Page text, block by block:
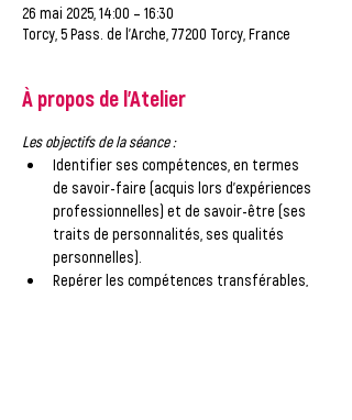
26 mai 2025, 14:00 – 16:30
Torcy, 5 Pass. de l'Arche, 77200 Torcy, France
À propos de l'Atelier
Les objectifs de la séance :
Identifier ses compétences, en termes
de savoir-faire (acquis lors d’expériences
professionnelles) et de savoir-être (ses
traits de personnalités, ses qualités
personnelles).
Repérer les compétences transférables,